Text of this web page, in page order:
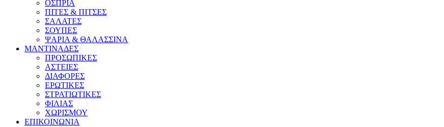
ΟΣΠΡΙΑ
ΠΙΤΕΣ & ΠΙΤΣΕΣ
ΣΑΛΑΤΕΣ
ΣΟΥΠΕΣ
ΨΑΡΙΑ & ΘΑΛΑΣΣΙΝΑ
ΜΑΝΤΙΝΑΔΕΣ
ΠΡΟΣΩΠΙΚΕΣ
ΑΣΤΕΙΕΣ
ΔΙΑΦΟΡΕΣ
ΕΡΩΤΙΚΕΣ
ΣΤΡΑΤΙΩΤΙΚΕΣ
ΦΙΛΙΑΣ
ΧΩΡΙΣΜΟΥ
ΕΠΙΚΟΙΝΩΝΙΑ